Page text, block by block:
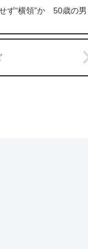
ず“横領”か 50歳の男